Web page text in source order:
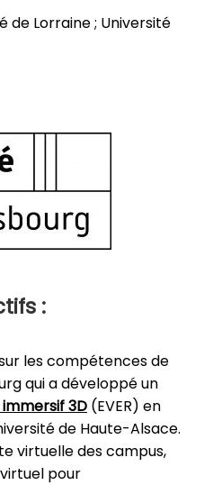
de Lorraine ; Université
:
les compétences de
qui a développé un
3D (EVER) en
de Haute-Alsace.
virtuelle des campus,
pour